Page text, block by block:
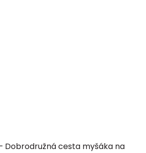
– Dobrodružná cesta myšáka na